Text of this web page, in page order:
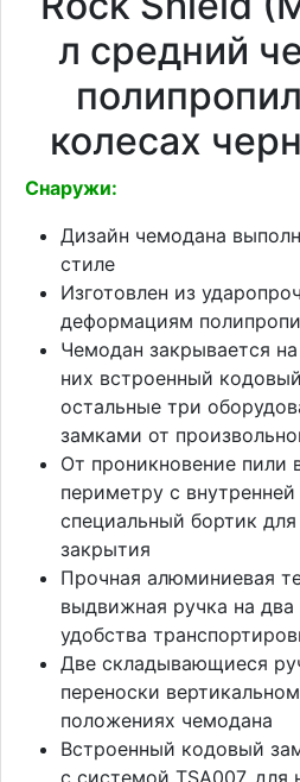
л средний
колесах
Снаружи:
Дизайн чемодана
стиле
Изготовлен из
деформациям
Чемодан закрывается
них встроенный
остальные три
замками от
От проникновение пили
периметру с
специальный бортик
закрытия
Прочная алюминиевая
выдвижная ручка на
удобства
Две складывающиеся
переноски
положениях чемодана
Встроенный кодовый
с системой TSA007,